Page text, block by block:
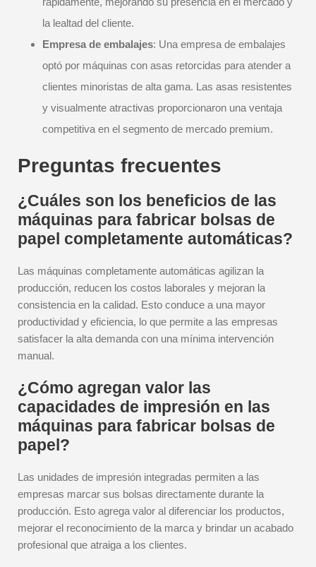
la lealtad del cliente.
Empresa de embalajes: Una empresa de embalajes
optó por máquinas con asas retorcidas para atender a
clientes minoristas de alta gama. Las asas resistentes
y visualmente atractivas proporcionaron una ventaja
competitiva en el segmento de mercado premium.
Preguntas frecuentes
¿Cuáles son los beneficios de las
máquinas para fabricar bolsas de
papel completamente automáticas?
Las máquinas completamente automáticas agilizan la
producción, reducen los costos laborales y mejoran la
consistencia en la calidad. Esto conduce a una mayor
productividad y eficiencia, lo que permite a las empresas
satisfacer la alta demanda con una mínima intervención
manual.
¿Cómo agregan valor las
capacidades de impresión en las
máquinas para fabricar bolsas de
papel?
Las unidades de impresión integradas permiten a las
empresas marcar sus bolsas directamente durante la
producción. Esto agrega valor al diferenciar los productos,
mejorar el reconocimiento de la marca y brindar un acabado
profesional que atraiga a los clientes.